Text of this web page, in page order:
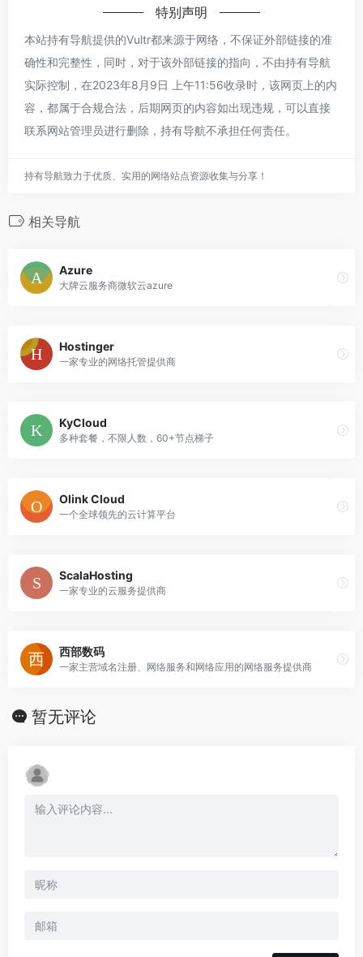
特别声明
本站持有导航提供的Vultr都来源于网络，不保证外部链接的准
确性和完整性，同时，对于该外部链接的指向，不由持有导航
实际控制，在2023年8月9日 上午11:56收录时，该网页上的内
容，都属于合规合法，后期网页的内容如出现违规，可以直接
联系网站管理员进行删除，持有导航不承担任何责任。
持有导航致力于优质、实用的网络站点资源收集与分享！
相关导航
Azure
大牌云服务商微软云azure
Hostinger
一家专业的网络托管提供商
KyCloud
多种套餐，不限人数，60+节点梯子
Olink Cloud
一个全球领先的云计算平台
ScalaHosting
一家专业的云服务提供商
西部数码
一家主营域名注册、网络服务和网络应用的网络服务提供商
暂无评论